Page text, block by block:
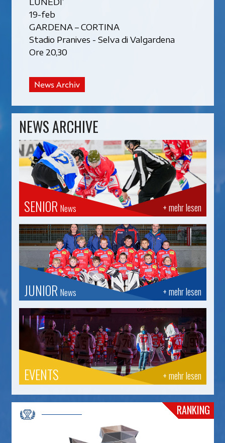
19-feb
GARDENA – CORTINA
Stadio Pranives - Selva di Valgardena
Ore 20,30
News Archiv
NEWS ARCHIVE
+ mehr lesen
SENIOR News
+ mehr lesen
JUNIOR News
+ mehr lesen
EVENTS
RANKING